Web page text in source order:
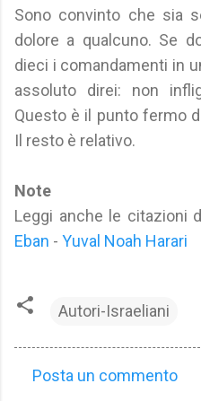
Sono convinto che sia
dolore a qualcuno. Se
dieci i comandamenti in
assoluto direi: non
Questo è il punto fermo
Il resto è relativo.
Note
Leggi anche le citazioni
Eban - Yuval Noah Harari
Autori-Israeliani
Posta un commento